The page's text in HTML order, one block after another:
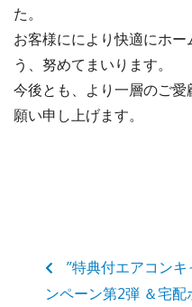
た。
お客様ににより快適にホ
う、努めてまいります。
今後とも、より一層のご
願い申し上げます。
”特典付エアコンキ
ンペーン第2弾 ＆宅配